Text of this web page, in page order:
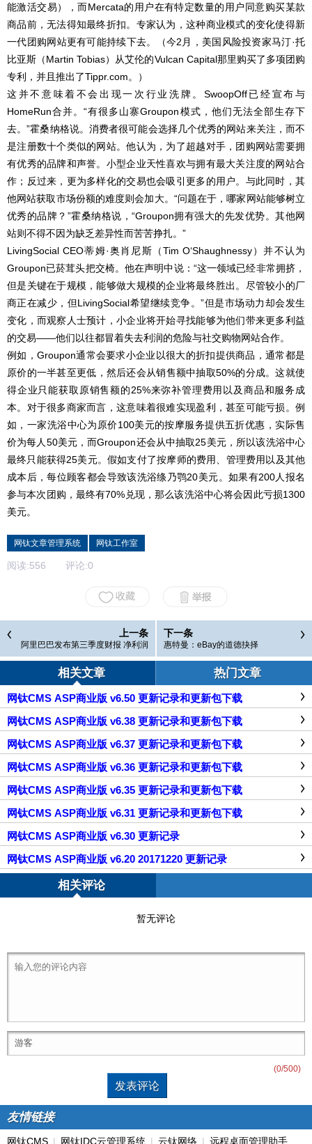
能激活交易），而Mercata的用户在有特定数量的用户同意购买某款
商品前，无法得知最终折扣。专家认为，这种商业模式的变化使得新
一代团购网站更有可能持续下去。（今2月，美国风险投资家马汀·托
比亚斯（Martin Tobias）从艾伦的Vulcan Capital那里购买了多项团购
专利，并且推出了Tippr.com。）
这并不意味着不会出现一次行业洗牌。SwoopOff已经宣布与
HomeRun合并。“有很多山寨Groupon模式，他们无法全部生存下
去。”霍桑纳格说。消费者很可能会选择几个优秀的网站来关注，而不
是注册数十个类似的网站。他认为，为了超越对手，团购网站需要拥
有优秀的品牌和声誉。小型企业天性喜欢与拥有最大关注度的网站合
作；反过来，更为多样化的交易也会吸引更多的用户。与此同时，其
他网站获取市场份额的难度则会加大。“问题在于，哪家网站能够树立
优秀的品牌？”霍桑纳格说，“Groupon拥有强大的先发优势。其他网
站则不得不因为缺乏差异性而苦苦挣扎。”
LivingSocial CEO蒂姆·奥肖尼斯（Tim O‘Shaughnessy）并不认为
Groupon已菸茸头把交椅。他在声明中说：“这一领域已经非常拥挤，
但是关键在于规模，能够做大规模的企业将最终胜出。尽管较小的厂
商正在减少，但LivingSocial希望继续竞争。”但是市场动力却会发生
变化，而观察人士预计，小企业将开始寻找能够为他们带来更多利益
的交易——他们以往都冒着失去利润的危险与社交购物网站合作。
例如，Groupon通常会要求小企业以很大的折扣提供商品，通常都是
原价的一半甚至更低，然后还会从销售额中抽取50%的分成。这就使
得企业只能获取原销售额的25%来弥补管理费用以及商品和服务成
本。对于很多商家而言，这意味着很难实现盈利，甚至可能亏损。例
如，一家洗浴中心为原价100美元的按摩服务提供五折优惠，实际售
价为每人50美元，而Groupon还会从中抽取25美元，所以该洗浴中心
最终只能获得25美元。假如支付了按摩师的费用、管理费用以及其他
成本后，每位顾客都会导致该洗浴绦乃鹗20美元。如果有200人报名
参与本次团购，最终有70%兑现，那么该洗浴中心将会因此亏损1300
美元。
网钛文章管理系统 网钛工作室
阅读:556 评论:0
上一条
阿里巴巴发布第三季度财报 净利润
下一条
惠特曼：eBay的道德抉择
相关文章 热门文章
网钛CMS ASP商业版 v6.50 更新记录和更新包下载
网钛CMS ASP商业版 v6.38 更新记录和更新包下载
网钛CMS ASP商业版 v6.37 更新记录和更新包下载
网钛CMS ASP商业版 v6.36 更新记录和更新包下载
网钛CMS ASP商业版 v6.35 更新记录和更新包下载
网钛CMS ASP商业版 v6.31 更新记录和更新包下载
网钛CMS ASP商业版 v6.30 更新记录
网钛CMS ASP商业版 v6.20 20171220 更新记录
相关评论
暂无评论
(0/500)
友情链接
网钛CMS | 网钛IDC云管理系统 | 云钛网络 | 远程桌面管理助手